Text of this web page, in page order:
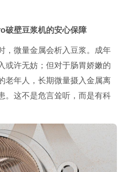
破壁豆浆机的安心保障
，微量金属会析入豆浆。成年
或许无妨；但对于肠胃娇嫩的
老年人，长期微量摄入金属离
。这不是危言耸听，而是有科